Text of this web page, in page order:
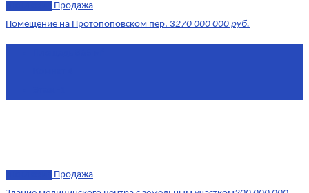
Продажа
Помещение на Протопоповском пер. 3270 000 000 руб.
Продажа